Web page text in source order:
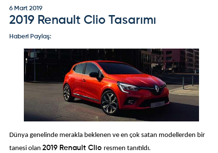
6 Mart 2019
2019 Renault Clio Tasarımı
Haberi Paylaş:
Dünya genelinde merakla beklenen ve en çok satan modellerden bir
tanesi olan2019 Renault Clio resmen tanıtıldı.